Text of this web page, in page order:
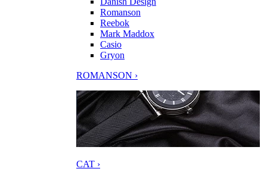
Romanson
Reebok
Mark Maddox
Casio
Gryon
ROMANSON ›
CAT ›